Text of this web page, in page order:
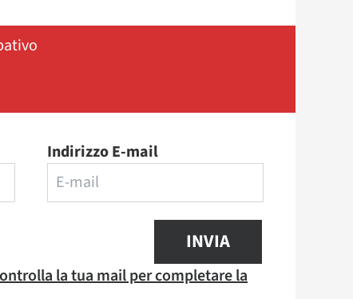
Indirizzo E-mail
INVIA
la tua mail per completare la